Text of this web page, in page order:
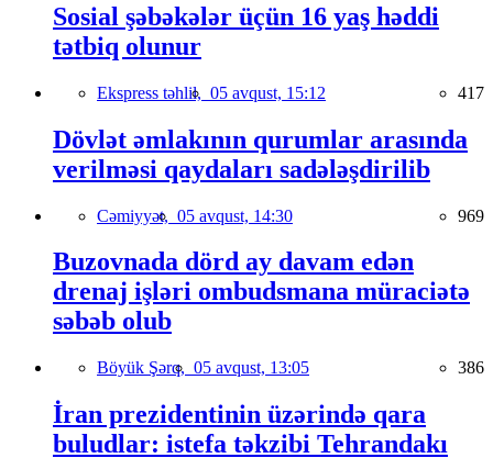
Sosial şəbəkələr üçün 16 yaş həddi
tətbiq olunur
Ekspress təhlil, 05 avqust, 15:12 417
Dövlət əmlakının qurumlar arasında
verilməsi qaydaları sadələşdirilib
Cəmiyyət, 05 avqust, 14:30 969
Buzovnada dörd ay davam edən
drenaj işləri ombudsmana müraciətə
səbəb olub
Böyük Şərq, 05 avqust, 13:05 386
İran prezidentinin üzərində qara
buludlar: istefa təkzibi Tehrandakı